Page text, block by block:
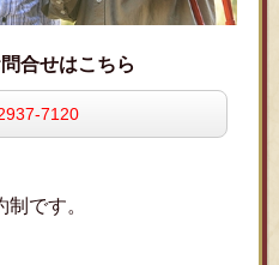
合せはこちら
7120
です。